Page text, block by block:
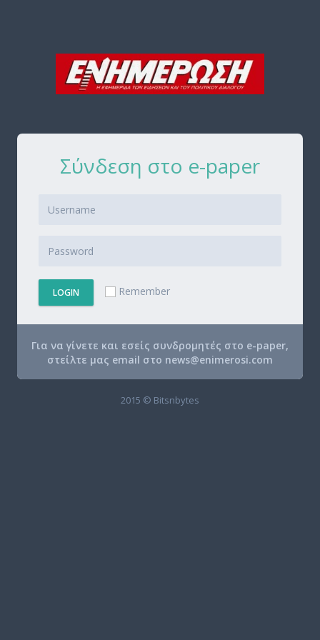
Σύνδεση στο e-paper
LOGIN Remember
Για να γίνετε και εσείς συνδρομητές στο e-paper,
στείλτε μας email στο news@enimerosi.com
2015 © Bitsnbytes